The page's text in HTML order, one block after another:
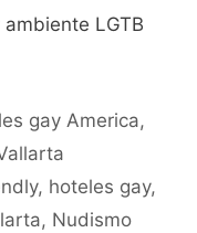
LGTB
gay America,
, hoteles gay,
, Nudismo